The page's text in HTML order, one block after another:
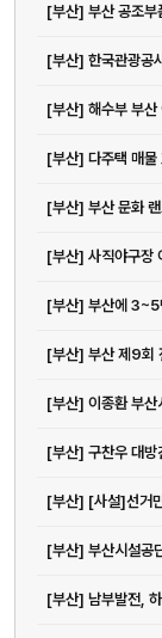
[부산] 부산 문화
[부산] 사직야구장
[부산] 부산에 3~5
[부산] 이종환 부산
[부산] 구찬우 대방
[부산] [사설]선거
[부산] 부산시설공
[부산] 남부발전,